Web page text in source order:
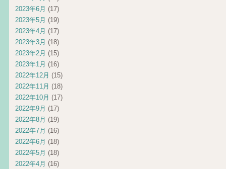
2023年6月 (17)
2023年5月 (19)
2023年4月 (17)
2023年3月 (18)
2023年2月 (15)
2023年1月 (16)
2022年12月 (15)
2022年11月 (18)
2022年10月 (17)
2022年9月 (17)
2022年8月 (19)
2022年7月 (16)
2022年6月 (18)
2022年5月 (18)
2022年4月 (16)